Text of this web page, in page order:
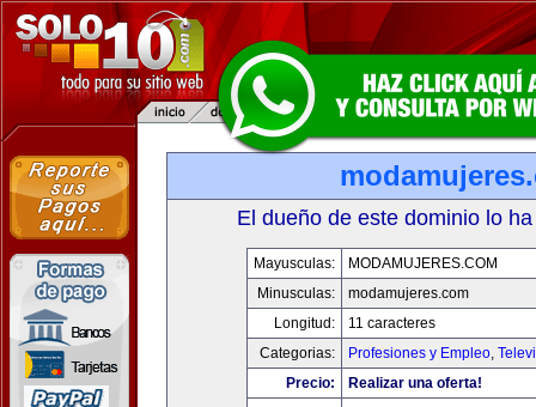
El dueño de este dominio lo
Mayusculas:
MODAMUJERES.COM
Minusculas:
modamujeres.com
Longitud:
11 caracteres
Categorias:
Profesiones y Empleo,
Precio:
Realizar una oferta!